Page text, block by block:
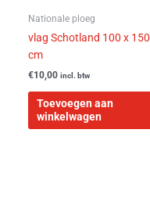
Nationale ploeg
vlag Schotland 100 x 150
cm
€10,00 incl. btw
Toevoegen aan
winkelwagen